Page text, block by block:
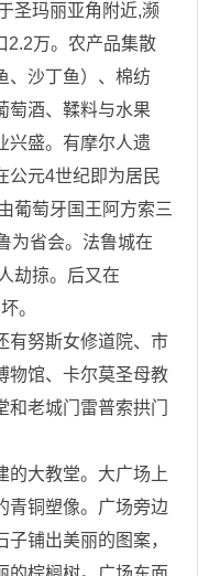
圣玛丽亚角附近,濒
2.2万。农产品集散
、沙丁鱼）、棉纺
萄酒、鞣料与水果
兴盛。有摩尔人遗
公元4世纪即为居民
葡萄牙国王阿方索三
为省会。法鲁城在
劫掠。后又在
。
努斯女修道院、市
物馆、卡尔莫圣母教
老城门雷普索拱门
大教堂。大广场上
青铜塑像。广场旁边
铺出美丽的图案，